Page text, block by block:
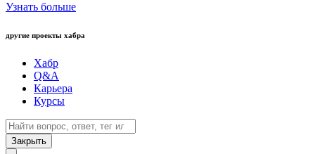
Узнать больше
другие проекты хабра
Хабр
Q&A
Карьера
Курсы
Закрыть